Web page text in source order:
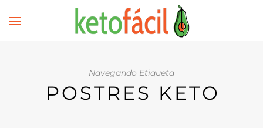
Navegando Etiqueta
POSTRES KETO